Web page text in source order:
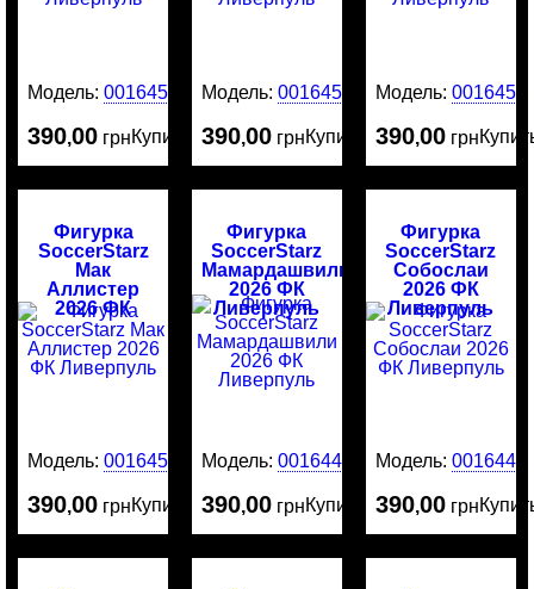
Модель:0016453
390,00 грнКупить
Модель:0016452
390,00 грнКупить
Модель: 0016451
390,00 грн
Фигурка
SoccerStarz
Мак
Аллистер
2026 ФК
Ливерпуль
Модель:0016450
390,00 грнКупить
Фигурка
SoccerStarz
Мамардашвили
2026 ФК
Ливерпуль
Модель:0016449
390,00 грнКупить
Фигурка
SoccerStarz
Собослаи
2026 ФК
Ливерпуль
Модель: 0016448
390,00 грн